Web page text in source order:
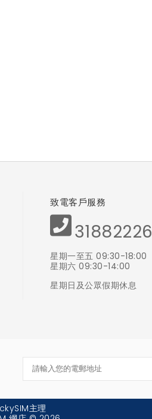
致電客戶服務
31882226
星期一至五 09:30-18:00
星期六 09:30-14:00
星期日及公眾假期休息
主理